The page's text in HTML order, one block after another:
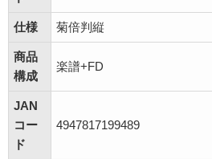
仕様 菊倍判縦
商品
構成
楽譜+FD
JAN
コー
ド
4947817199489